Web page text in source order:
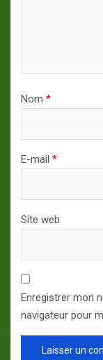
Nom *
E-mail *
Site web
Enregistrer mon
navigateur pour